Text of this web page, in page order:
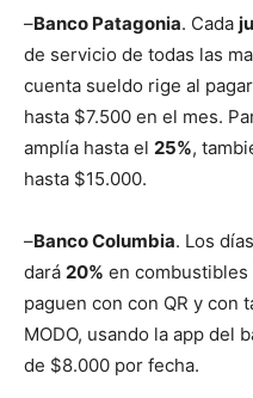
–Banco Patagonia. Cada
de servicio de todas las
cuenta sueldo rige al
hasta $7.500 en el mes.
amplía hasta el 25%,
hasta $15.000.
–Banco Columbia. Los días
dará 20% en combustibles
paguen con con QR y con
MODO, usando la app del
de $8.000 por fecha.